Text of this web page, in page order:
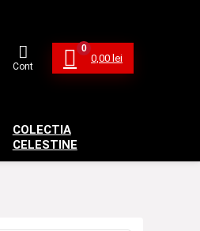
Cont
0
0,00 lei
COLECTIA
CELESTINE